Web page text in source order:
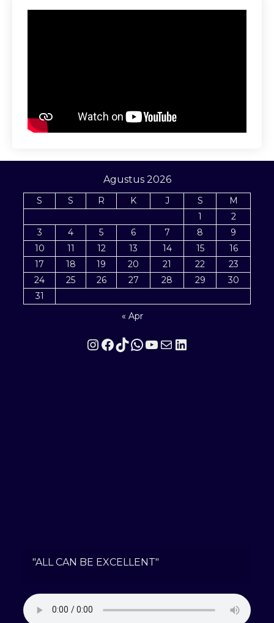
Agustus 2026
S S R K J S
M
1
2
3
4 5 6 7 8
9
10
11 12 13 14 15
16
17
18 19 20 21 22
23
24
25 26 27 28 29
30
31
« Apr
Instagram
Facebook
TikTok
WhatsApp
YouTube
MailLinkedIn
"ALL CAN BE EXCELLENT"